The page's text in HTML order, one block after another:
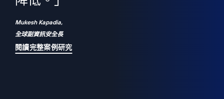
Mukesh Kapadia,
全球副資訊安全長
閱讀完整案例研究